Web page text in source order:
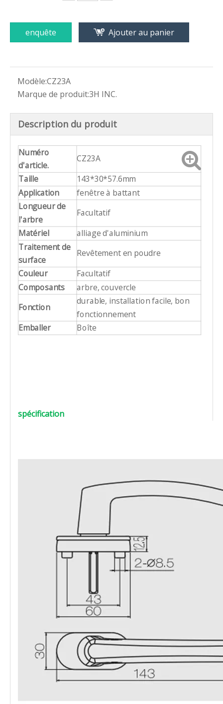
enquête Ajouter au panier
Modèle:CZ23A
Marque de produit:3H INC.
Description du produit
Numéro
d'article.
CZ23A
Taille 143*30*57.6mm
Application
fenêtre à battant
Longueur de
l'arbre
Facultatif
Matériel
alliage d'aluminium
Traitement de
surface
Revêtement en poudre
Couleur
Facultatif
Composants
arbre, couvercle
Fonction
durable, installation facile, bon
fonctionnement
Emballer
Boîte
spécification